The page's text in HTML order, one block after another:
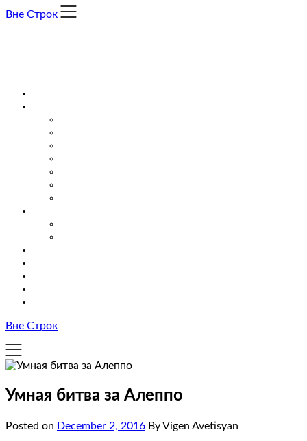
Skip
Вне Строк
Вне Строк
Умная битва за Алеппо
Posted on December 2, 2016 By Vigen Avetisyan